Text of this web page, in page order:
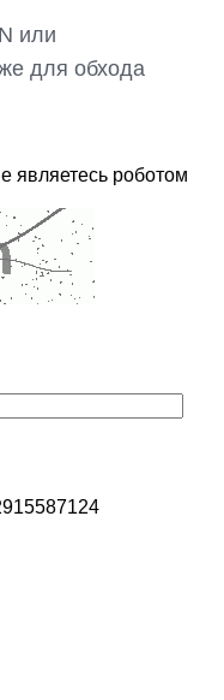
или
для обхода
являетесь роботом